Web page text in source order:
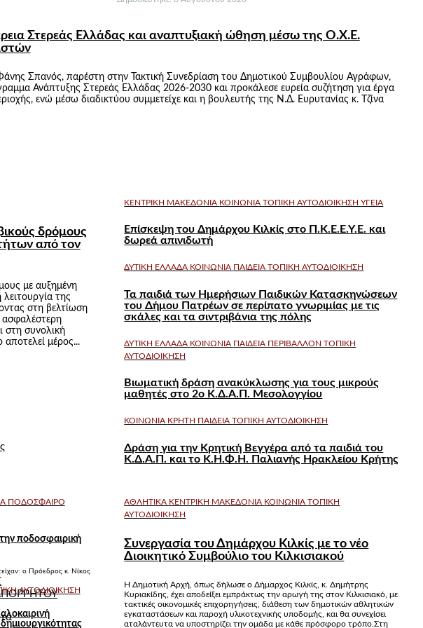
Στερεάς Ελλάδας και αναπτυξιακή ώθηση μέσω της Ο.Χ.Ε.
Σπανός, παρέστη στην Τακτική Συνεδρίαση του Δημοτικού Συμβουλίου Αγράφων,
Ανάπτυξης Στερεάς Ελλάδας 2026-2030 και προκάλεσε ευρεία συζήτηση για έργα
ενώ μέσω διαδικτύου συμμετείχε και η βουλευτής της Ν.Δ. Ευρυτανίας κ. Τζίνα
δρόμους
από τον
με αυξημένη
λειτουργία της
στη βελτίωση
στη συνολική
αποτελεί μέρος...
ΚΕΝΤΡΙΚΉ ΜΑΚΕΔΟΝΊΑ ΚΟΙΝΩΝΊΑΤΟΠΙΚΉ ΑΥΤΟΔΙΟΊΚΗΣΗΥΓΕΊΑ
Επίσκεψη του Δημάρχου Κιλκίς στο Π.Κ.Ε.Ε.Υ.Ε. και
δωρεά απινιδωτή
ΔΥΤΙΚΉ ΕΛΛΆΔΑ ΚΟΙΝΩΝΊΑ ΠΑΙΔΕΊΑΤΟΠΙΚΉ ΑΥΤΟΔΙΟΊΚΗΣΗ
Τα παιδιά των Ημερήσιων Παιδικών Κατασκηνώσεων
του Δήμου Πατρέων σε περίπατο γνωριμίας με τις
σκάλες και τα σιντριβάνια της πόλης
ΔΥΤΙΚΉ ΕΛΛΆΔΑ ΚΟΙΝΩΝΊΑ ΠΑΙΔΕΊΑ ΠΕΡΙΒΆΛΛΟΝΤΟΠΙΚΉ
ΑΥΤΟΔΙΟΊΚΗΣΗ
Βιωματική δράση ανακύκλωσης για τους μικρούς
μαθητές στο 2ο Κ.Δ.Α.Π. Μεσολογγίου
ΚΟΙΝΩΝΊΑ ΚΡΉΤΗ ΠΑΙΔΕΊΑΤΟΠΙΚΉ ΑΥΤΟΔΙΟΊΚΗΣΗ
Δράση για την Κρητική Βεγγέρα από τα παιδιά του
Κ.Δ.Α.Π. και το Κ.Η.Φ.Η. Παλιανής Ηρακλείου Κρήτης
ΠΟΔΌΣΦΑΙΡΟ
ποδοσφαιρική
o Πρόεδρος κ. Νίκος
ΑΥΤΟΔΙΟΊΚΗΣΗ
ΑΘΛΗΤΙΚΆ ΚΕΝΤΡΙΚΉ ΜΑΚΕΔΟΝΊΑ ΚΟΙΝΩΝΊΑΤΟΠΙΚΉ
ΑΥΤΟΔΙΟΊΚΗΣΗ
Συνεργασία του Δημάρχου Κιλκίς με το νέο
Διοικητικό Συμβούλιο του Κιλκισιακού
Η Δημοτική Αρχή, όπως δήλωσε ο Δήμαρχος Κιλκίς, κ. Δημήτρης
Κυριακίδης, έχει αποδείξει εμπράκτως την αρωγή της στον Κιλκισιακό, με
τακτικές οικονομικές επιχορηγήσεις, διάθεση των δημοτικών αθλητικών
εγκαταστάσεων και παροχή υλικοτεχνικής υποδομής, και θα συνεχίσει
αταλάντευτα να υποστηρίζει την ομάδα με κάθε πρόσφορο τρόπο.Στη